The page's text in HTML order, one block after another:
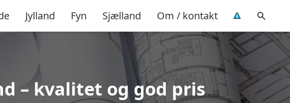
Jylland Fyn Sjælland Om / kontakt
– kvalitet og god pris